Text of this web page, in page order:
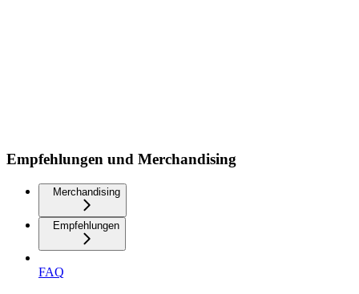
Empfehlungen und Merchandising
Merchandising
Empfehlungen
FAQ